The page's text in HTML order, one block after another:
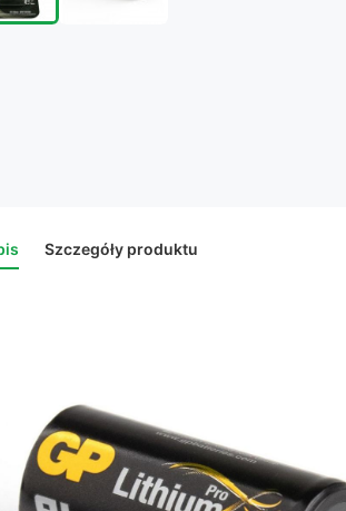
Szczegóły produktu